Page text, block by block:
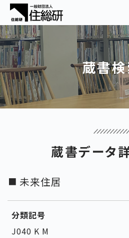
蔵書
蔵書データ
未来住居
分類記号
J040 K M